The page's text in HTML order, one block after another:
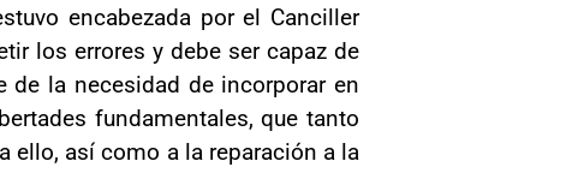
encabezada por el Canciller
los errores y debe ser capaz de
la necesidad de incorporar en
fundamentales, que tanto
ello, así como a la reparación a la